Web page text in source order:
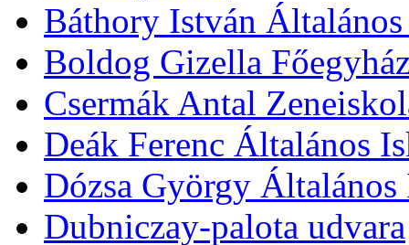
Báthory István
Boldog Gizella
Csermák Antal
Deák Ferenc Általános
Dózsa György Általános
Dubniczay-palota udvara